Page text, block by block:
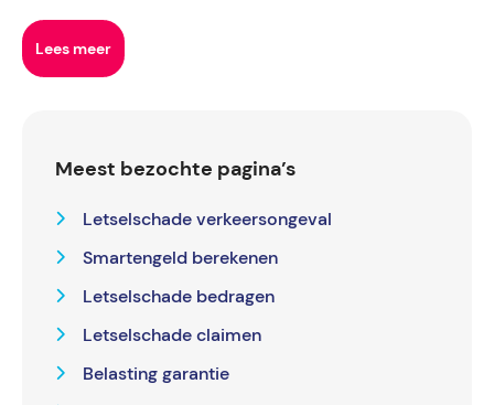
Lees meer
Meest bezochte pagina’s
Letselschade verkeersongeval
Smartengeld berekenen
Letselschade bedragen
Letselschade claimen
Belasting garantie